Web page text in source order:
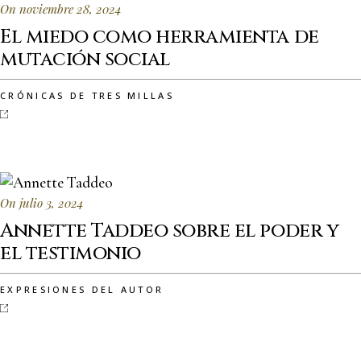
On noviembre 28, 2024
El miedo como herramienta de
mutación social
CRÓNICAS DE TRES MILLAS
On julio 3, 2024
Annette Taddeo sobre el poder y
el testimonio
EXPRESIONES DEL AUTOR